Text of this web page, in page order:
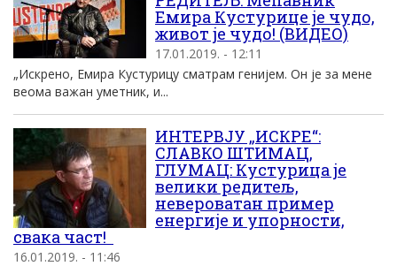
Емира Кустурице је чудо,
живот је чудо! (ВИДЕО)
17.01.2019. - 12:11
„Искрено, Емира Кустурицу сматрам генијем. Он је за мене
веома важан уметник, и...
ИНТЕРВЈУ „ИСКРЕ“:
СЛАВКО ШТИМАЦ,
ГЛУМАЦ: Кустурица је
велики редитељ,
невероватан пример
енергије и упорности,
свака част!
16.01.2019. - 11:46